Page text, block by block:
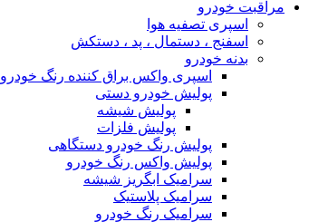
مراقبت خودرو
اسپری تصفیه هوا
اسفنج ، دستمال ، پد ، دستکش
بدنه خودرو
اسپری واکس براق کننده رنگ خودرو
پولیش خودرو دستی
پولیش شیشه
پولیش فلزات
پولیش رنگ خودرو دستگاهی
پولیش واکس رنگ خودرو
سرامیک ابگریز شیشه
سرامیک پلاستیک
سرامیک رنگ خودرو